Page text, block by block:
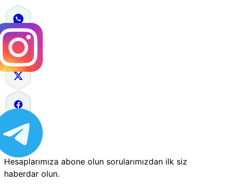
Hesaplarımıza abone olun sorularımızdan ilk siz
haberdar olun.